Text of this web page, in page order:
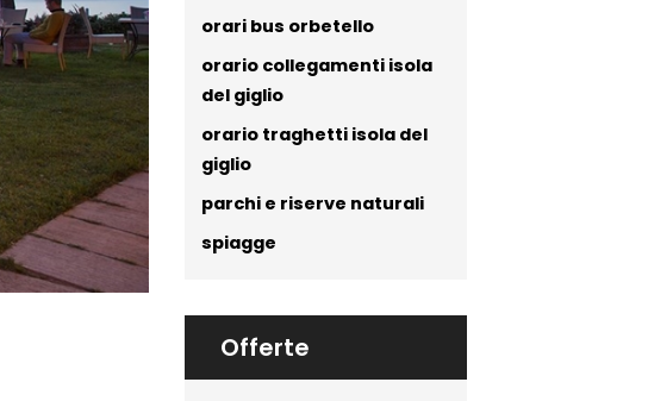
orari bus orbetello
orario collegamenti isola
del giglio
orario traghetti isola del
giglio
parchi e riserve naturali
spiagge
Offerte